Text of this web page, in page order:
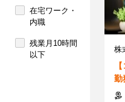
在宅ワーク・
内職
残業月10時間
以下
勤